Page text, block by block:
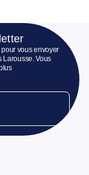
vous envoyer
Larousse. Vous